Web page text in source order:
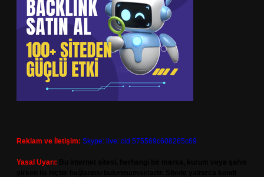
Reklam ve İletişim: Skype: live:.cid.575569c608265c69
Yasal Uyarı: